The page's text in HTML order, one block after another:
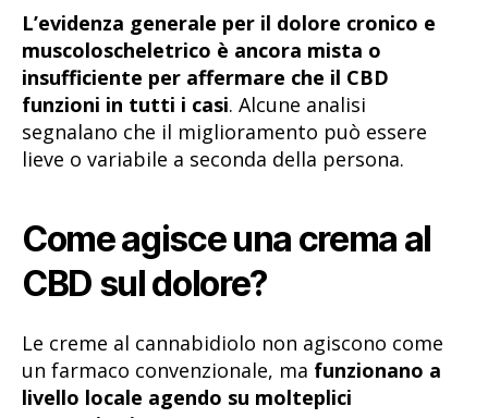
L’evidenza generale per il dolore cronico e
muscoloscheletrico è ancora mista o
insufficiente per affermare che il CBD
funzioni in tutti i casi. Alcune analisi
segnalano che il miglioramento può essere
lieve o variabile a seconda della persona.
Come agisce una crema al
CBD sul dolore?
Le creme al cannabidiolo non agiscono come
un farmaco convenzionale, ma funzionano a
livello locale agendo su molteplici